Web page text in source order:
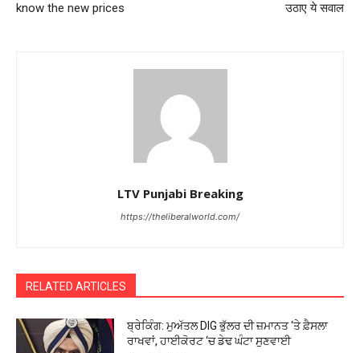
know the new prices
उठाए ये सवाल
LTV Punjabi Breaking
https://theliberalworld.com/
RELATED ARTICLES
ਬ੍ਰੇਕਿੰਗ: ਮੁਅੱਤਲ DIG ਭੁੱਲਰ ਦੀ ਜ਼ਮਾਨਤ ‘ਤੇ ਫ਼ੈਸਲਾ
ਰਾਖਵਾਂ, ਹਾਈਕੋਰਟ ‘ਚ ਡੇਢ ਘੰਟਾ ਸੁਣਵਾਈ